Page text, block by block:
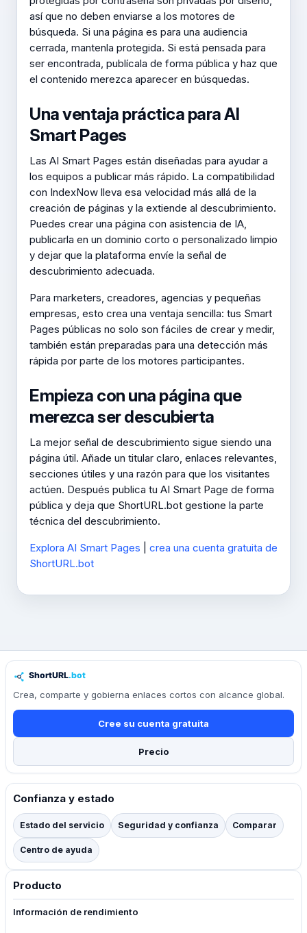
así que no deben enviarse a los motores de
búsqueda. Si una página es para una audiencia
cerrada, mantenla protegida. Si está pensada para
ser encontrada, publícala de forma pública y haz que
el contenido merezca aparecer en búsquedas.
Una ventaja práctica para AI
Smart Pages
Las AI Smart Pages están diseñadas para ayudar a
los equipos a publicar más rápido. La compatibilidad
con IndexNow lleva esa velocidad más allá de la
creación de páginas y la extiende al descubrimiento.
Puedes crear una página con asistencia de IA,
publicarla en un dominio corto o personalizado limpio
y dejar que la plataforma envíe la señal de
descubrimiento adecuada.
Para marketers, creadores, agencias y pequeñas
empresas, esto crea una ventaja sencilla: tus Smart
Pages públicas no solo son fáciles de crear y medir,
también están preparadas para una detección más
rápida por parte de los motores participantes.
Empieza con una página que
merezca ser descubierta
La mejor señal de descubrimiento sigue siendo una
página útil. Añade un titular claro, enlaces relevantes,
secciones útiles y una razón para que los visitantes
actúen. Después publica tu AI Smart Page de forma
pública y deja que ShortURL.bot gestione la parte
técnica del descubrimiento.
Explora AI Smart Pages
crea una cuenta gratuita de
ShortURL.bot
Crea, comparte y gobierna enlaces cortos con alcance global.
Cree su cuenta gratuita
Precio
Confianza y estado
Estado del servicio Seguridad y confianza Comparar
Centro de ayuda
Producto
Información de rendimiento